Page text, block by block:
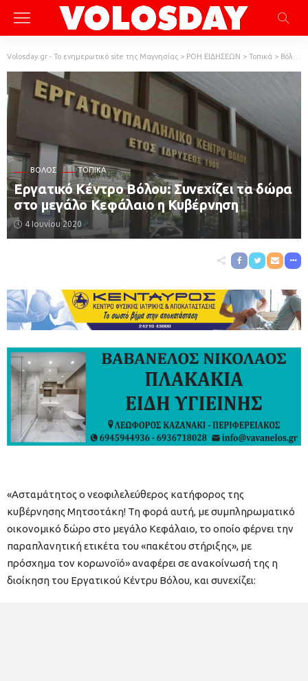
Volosday.gr - Το ενημερωτικό site της Μαγνησίας > ΡΟΗ ΕΙΔΗΣΕΩΝ > Τοπικά > Βόλος
ΒΌΛΟΣ ΤΟΠΙΚΆ
Εργατικό Κέντρο Βόλου: Συνεχίζει τα δώρα
στο μεγάλο Κεφάλαιο η Κυβέρνηση
4 Ιουνίου 2020
«Ασταμάτητος ο νεοφιλελεύθερος κατήφορος της
κυβέρνησης Μητσοτάκη! Τη φορά αυτή, με συμπληρωματικό
οικονομικό δώρο στο μεγάλο Κεφάλαιο, το οποίο φέρνει την
παραπλανητική ετικέτα του «πακέτου στήριξης», με
πρόσχημα τον κορωνοϊό» αναφέρει σε ανακοίνωσή της η
διοίκηση του Εργατικού Κέντρυ Βόλου, και συνεχίζει: